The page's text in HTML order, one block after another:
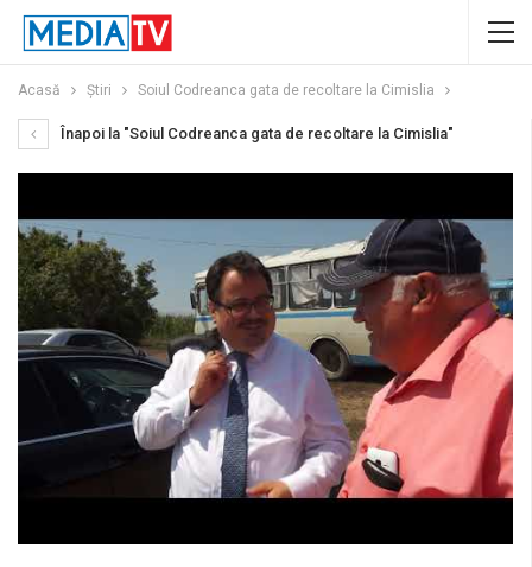
Acasă Știri Soiul Codreanca gata de recoltare la Cimislia
Înapoi la "Soiul Codreanca gata de recoltare la Cimislia"